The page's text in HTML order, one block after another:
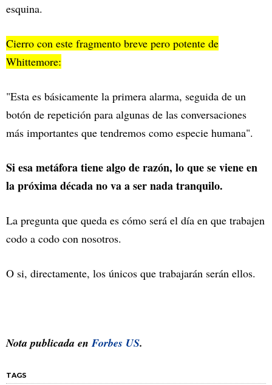
esquina.
Cierro con este fragmento breve pero potente de
Whittemore:
"Esta es básicamente la primera alarma, seguida de un
botón de repetición para algunas de las conversaciones
más importantes que tendremos como especie humana".
Si esa metáfora tiene algo de razón, lo que se viene en
la próxima década no va a ser nada tranquilo.
La pregunta que queda es cómo será el día en que trabajen
codo a codo con nosotros.
O si, directamente, los únicos que trabajarán serán ellos.
Nota publicada en Forbes US.
TAGS